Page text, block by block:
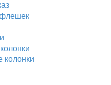
колонки